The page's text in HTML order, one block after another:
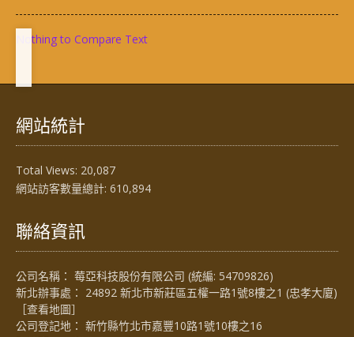
Nothing to Compare Text
網站統計
Total Views: 20,087
網站訪客數量總計: 610,894
聯絡資訊
公司名稱： 莓亞科技股份有限公司 (統編: 54709826)
新北辦事處： 24892 新北市新莊區五權一路1號8樓之1 (忠孝大廈)
［查看地圖］
公司登記地： 新竹縣竹北市嘉豐10路1號10樓之16